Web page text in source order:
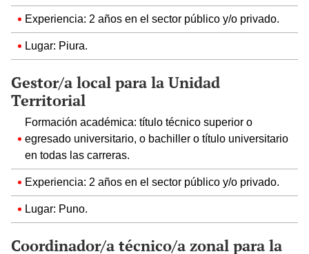
Experiencia: 2 años en el sector público y/o privado.
Lugar: Piura.
Gestor/a local para la Unidad
Territorial
Formación académica: título técnico superior o
egresado universitario, o bachiller o título universitario
en todas las carreras.
Experiencia: 2 años en el sector público y/o privado.
Lugar: Puno.
Coordinador/a técnico/a zonal para la